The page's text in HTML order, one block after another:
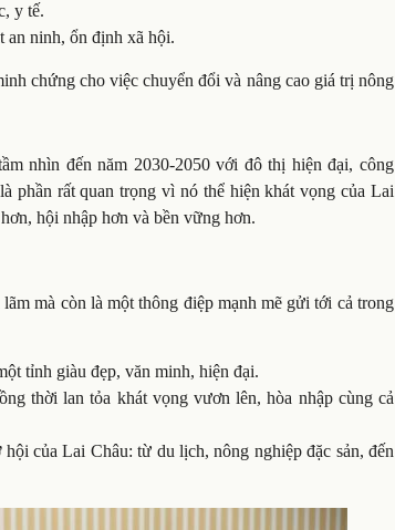
y tế.
an ninh, ổn định xã hội.
chứng cho việc chuyển đổi và nâng cao giá trị nông
nhìn đến năm 2030-2050 với đô thị hiện đại, công
phần rất quan trọng vì nó thể hiện khát vọng của Lai
hội nhập hơn và bền vững hơn.
mà còn là một thông điệp mạnh mẽ gửi tới cả trong
tỉnh giàu đẹp, văn minh, hiện đại.
thời lan tỏa khát vọng vươn lên, hòa nhập cùng cả
của Lai Châu: từ du lịch, nông nghiệp đặc sản, đến